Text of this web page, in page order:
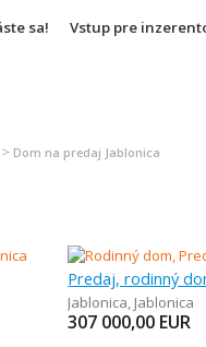
sa! Vstup pre
> Dom na predaj Jablonica
Predaj, rodinný
Jablonica, Jablonica
307 000,00 EUR